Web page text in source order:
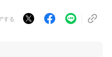
する